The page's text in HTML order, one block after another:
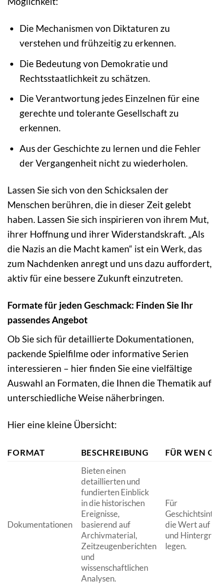
Die Mechanismen von Diktaturen zu
verstehen und frühzeitig zu erkennen.
Die Bedeutung von Demokratie und
Rechtsstaatlichkeit zu schätzen.
Die Verantwortung jedes Einzelnen für eine
gerechte und tolerante Gesellschaft zu
erkennen.
Aus der Geschichte zu lernen und die Fehler
der Vergangenheit nicht zu wiederholen.
Lassen Sie sich von den Schicksalen der
Menschen berühren, die in dieser Zeit gelebt
haben. Lassen Sie sich inspirieren von ihrem Mut,
ihrer Hoffnung und ihrer Widerstandskraft. „Als
die Nazis an die Macht kamen“ ist ein Werk, das
zum Nachdenken anregt und uns dazu auffordert,
aktiv für eine bessere Zukunft einzutreten.
Formate für jeden Geschmack: Finden Sie Ihr
passendes Angebot
Ob Sie sich für detaillierte Dokumentationen,
packende Spielfilme oder informative Serien
interessieren – hier finden Sie eine vielfältige
Auswahl an Formaten, die Ihnen die Thematik auf
unterschiedliche Weise näherbringen.
Hier eine kleine Übersicht:
FORMAT BESCHREIBUNG FÜR WEN
Dokumentationen
Bieten einen
detaillierten und
fundierten Einblick
in die historischen
Ereignisse,
basierend auf
Archivmaterial,
Zeitzeugenberichten
und
wissenschaftlichen
Analysen.
Für
die Wert auf
und
legen.